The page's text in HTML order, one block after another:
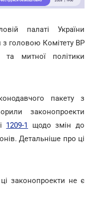
палаті України
з головою Комітету ВР
та митної політики
пакету з
законопроекти
і 1209-1
щодо змін до
Детальніше про ці
законопроекти не є